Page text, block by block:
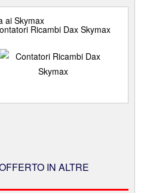
ai Skymax
Ricambi Dax Skymax
IN ALTRE